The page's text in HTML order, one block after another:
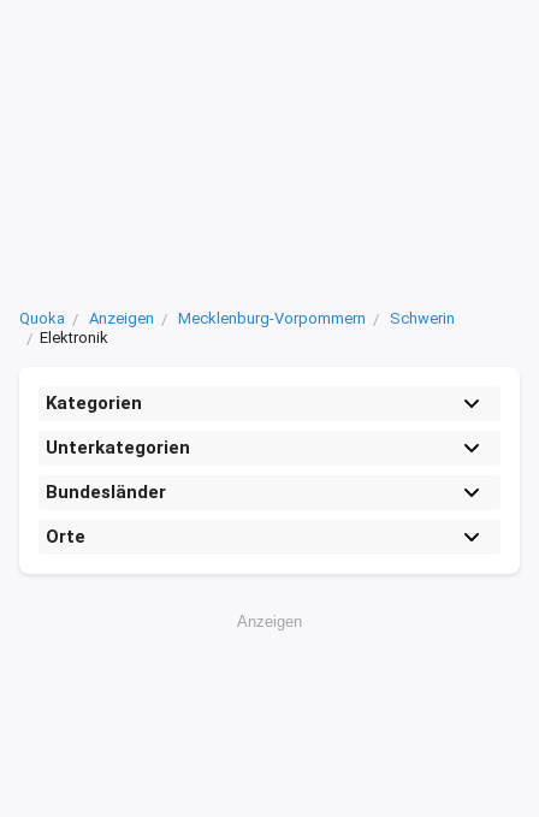
Quoka Anzeigen Mecklenburg-Vorpommern
Schwerin
Elektronik
Kategorien
Unterkategorien
Bundesländer
Orte
Anzeigen